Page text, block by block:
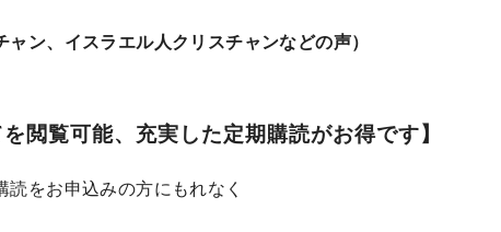
ン、イスラエル人クリスチャンなどの声）
閲覧可能、充実した定期購読がお得です】
をお申込みの方にもれなく